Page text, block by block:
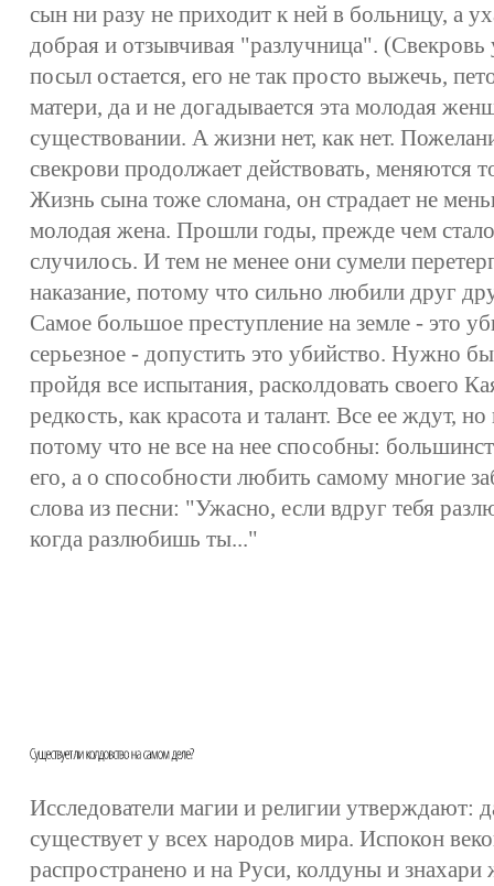
сын ни разу не приходит к ней в больницу, а
добрая и отзывчивая "разлучница". (Свекровь
посыл остается, его не так просто выжечь,
матери, да и не догадывается эта молодая
существовании. А жизни нет, как нет.
свекрови продолжает действовать, меняются
Жизнь сына тоже сломана, он страдает не
молодая жена. Прошли годы, прежде чем
случилось. И тем не менее они сумели
наказание, потому что сильно любили друг
Самое большое преступление на земле - это
серьезное - допустить это убийство. Нужно
пройдя все испытания, расколдовать своего
редкость, как красота и талант. Все ее ждут,
потому что не все на нее способны:
его, а о способности любить самому многие
слова из песни: "Ужасно, если вдруг тебя
когда разлюбишь ты..."
Исследователи магии и религии утверждают:
существует у всех народов мира. Испокон
распространено и на Руси, колдуны и